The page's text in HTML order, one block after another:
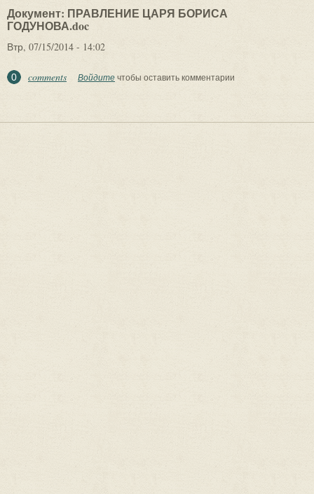
Документ: ПРАВЛЕНИЕ ЦАРЯ БОРИСА
ГОДУНОВА.doc
Втр, 07/15/2014 - 14:02
0 comments Войдитечтобы оставить комментарии